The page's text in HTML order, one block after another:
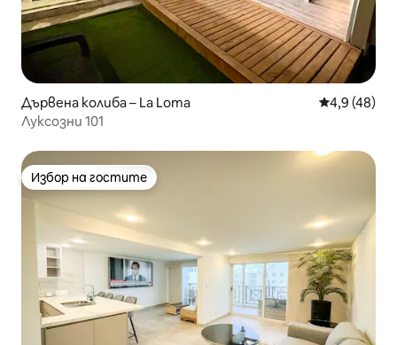
Дървена колиба – La Loma Средна
4,9 (48)
Луксозни 101
Избор на гостите
Избор на гостите